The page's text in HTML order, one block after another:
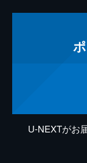
U-NEXTがお